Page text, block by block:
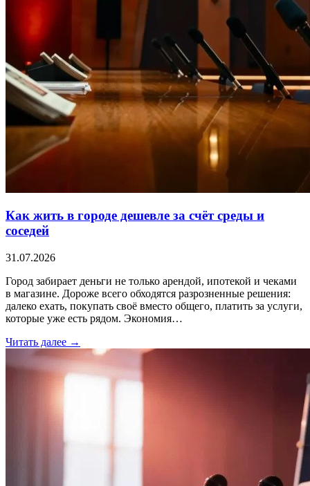
Как жить в городе дешевле за счёт среды и
соседей
31.07.2026
Город забирает деньги не только арендой, ипотекой и чеками
в магазине. Дороже всего обходятся разрозненные решения:
далеко ехать, покупать своё вместо общего, платить за услуги,
которые уже есть рядом. Экономия…
Читать далее →